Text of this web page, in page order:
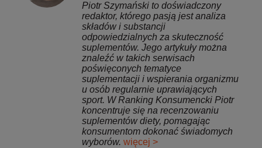
Piotr Szymański to doświadczony
redaktor, którego pasją jest analiza
składów i substancji
odpowiedzialnych za skuteczność
suplementów. Jego artykuły można
znaleźć w takich serwisach
poświęconych tematyce
suplementacji i wspierania organizmu
u osób regularnie uprawiających
sport. W Ranking Konsumencki Piotr
koncentruje się na recenzowaniu
suplementów diety, pomagając
konsumentom dokonać świadomych
wyborów. więcej >